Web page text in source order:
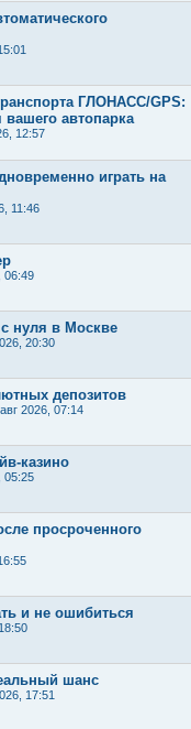
ГЛОНАСС/GPS:
автопарка
12:57
играть на
11:46
06:49
нуля в Москве
20:30
депозитов
2026, 07:14
казино
05:25
просроченного
и не ошибиться
шанс
17:51